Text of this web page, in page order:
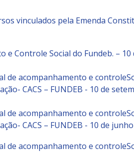
vinculados pela Emenda
Controle Social do Fundeb. – 10
acompanhamento e
CACS – FUNDEB - 10 de
acompanhamento e
CACS – FUNDEB - 10 de
acompanhamento e